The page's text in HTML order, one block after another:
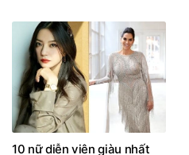
10 nữ diễn viên giàu nhất